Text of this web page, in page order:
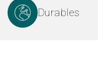
Durables